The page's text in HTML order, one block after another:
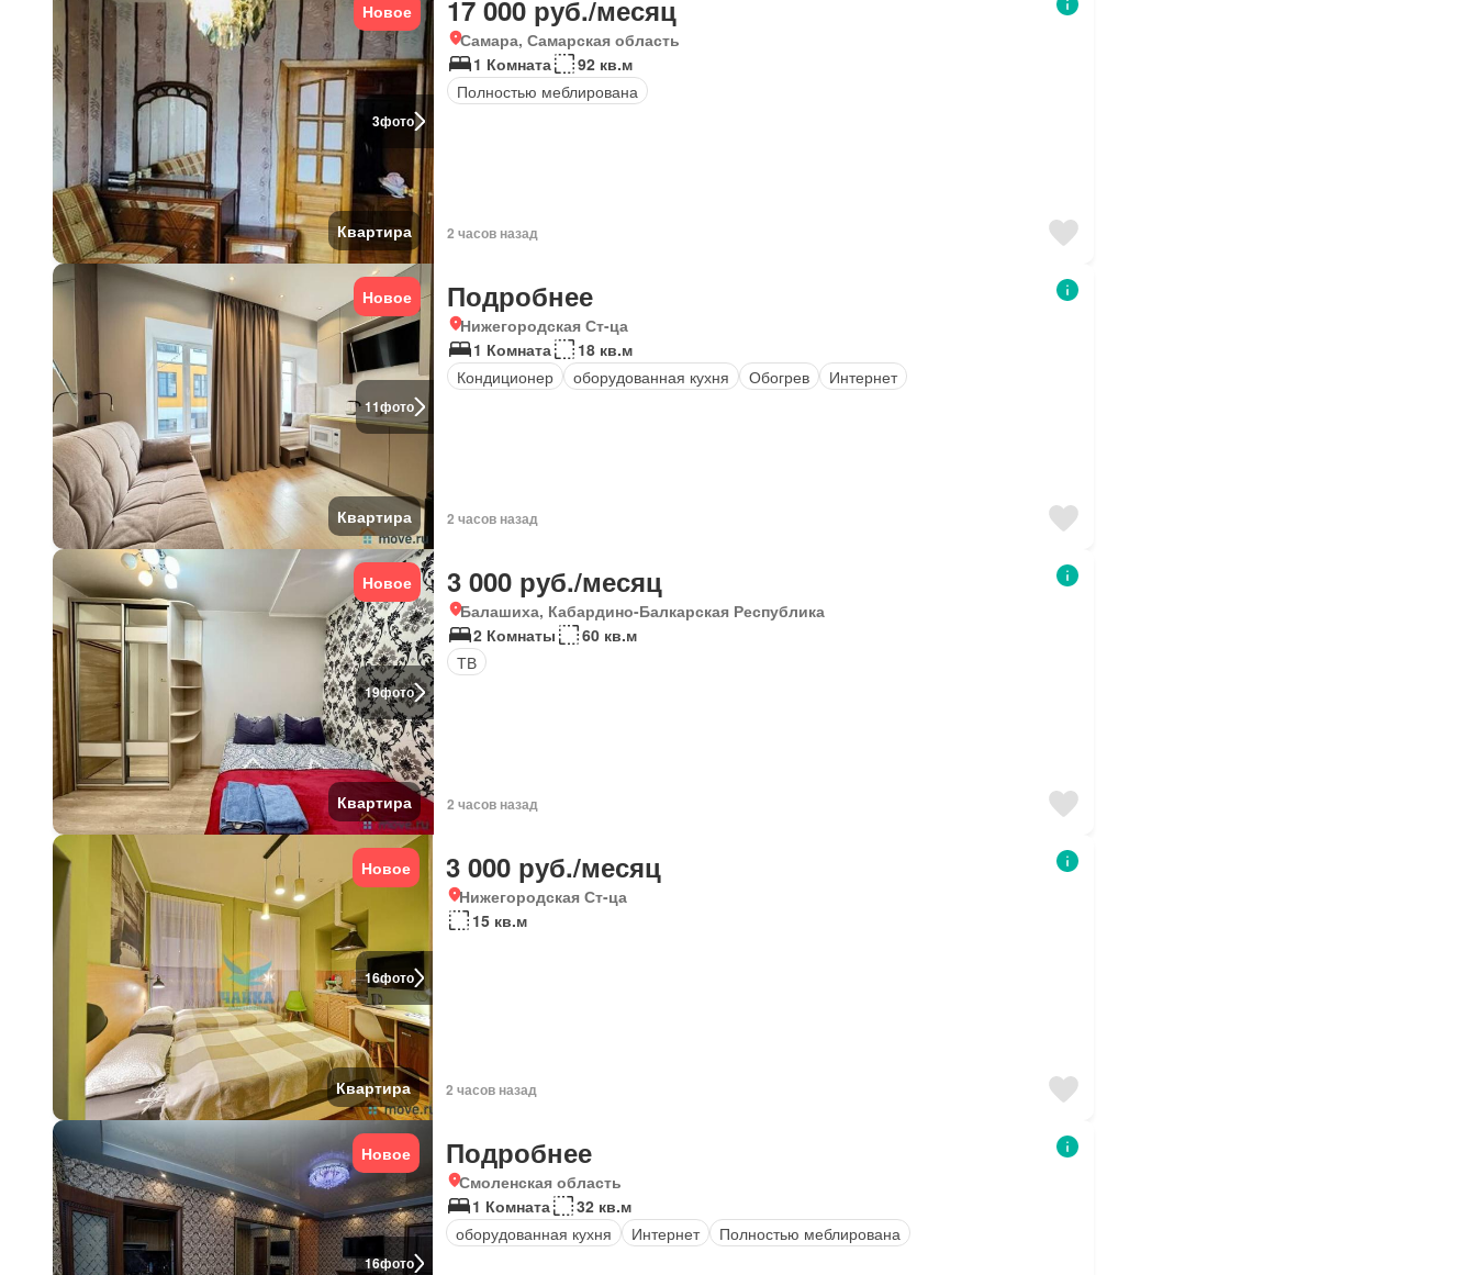
3фото
Новое
Квартира
17 000 руб./месяц
Самара, Самарская область
1 Комната
92 кв.м
Полностью меблирована
2 часов назад
11фото
Новое
Квартира
Подробнее
Нижегородская Ст-ца
1 Комната
18 кв.м
Кондиционер
оборудованная кухня Обогрев Интернет
2 часов назад
19фото
Новое
Квартира
3 000 руб./месяц
Балашиха, Кабардино-Балкарская Республика
2 Комнаты
60 кв.м
ТВ
2 часов назад
16фото
Новое
Квартира
3 000 руб./месяц
Нижегородская Ст-ца
15 кв.м
2 часов назад
16фото
Новое Подробнее
Смоленская область
1 Комната
32 кв.м
оборудованная кухня
Интернет Полностью меблирована